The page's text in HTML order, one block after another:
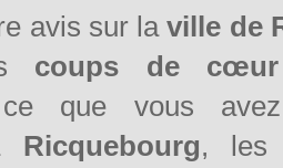
avis sur laville de
coups de cœur
que vous avez
Ricquebourg, les